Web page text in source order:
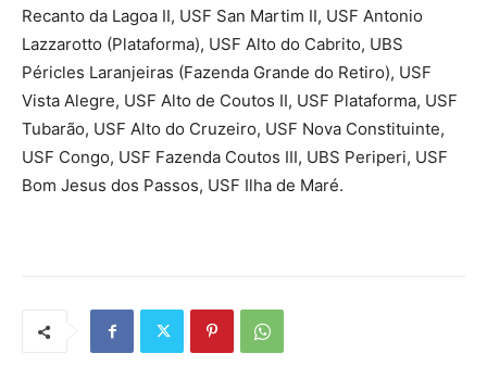
Recanto da Lagoa II, USF San Martim II, USF Antonio
Lazzarotto (Plataforma), USF Alto do Cabrito, UBS
Péricles Laranjeiras (Fazenda Grande do Retiro), USF
Vista Alegre, USF Alto de Coutos II, USF Plataforma, USF
Tubarão, USF Alto do Cruzeiro, USF Nova Constituinte,
USF Congo, USF Fazenda Coutos III, UBS Periperi, USF
Bom Jesus dos Passos, USF Ilha de Maré.